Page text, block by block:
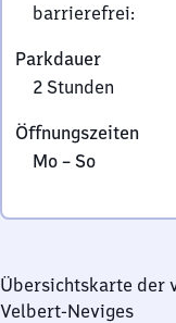
4,
2
5
3
Velbert
barrierefrei:
Parkdauer
2 Stunden
Öffnungszeiten
Montag
Sonntag
Mo – So,
Übersichtskarte der
Velbert-Neviges